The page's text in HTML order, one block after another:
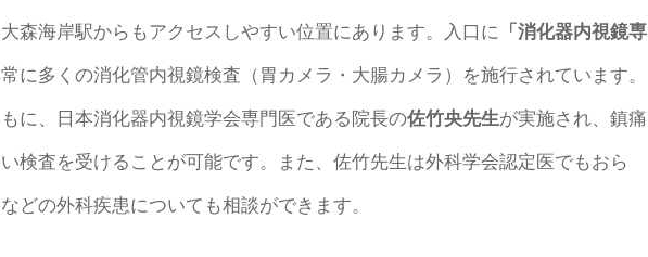
森海岸駅からもアクセスしやすい位置にあります。入口に 「消化器内視鏡専
に多くの消化管内視鏡検査（胃カメラ・大腸カメラ）を施行されています。
に、日本消化器内視鏡学会専門医である院長の佐竹央先生が実施され、鎮痛
検査を受けることが可能です。また、佐竹先生は外科学会認定医でもおら
どの外科疾患についても相談ができます。